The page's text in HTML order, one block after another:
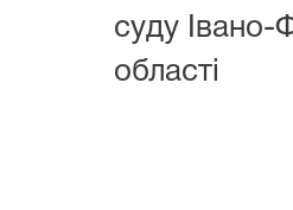
суду Івано-
області